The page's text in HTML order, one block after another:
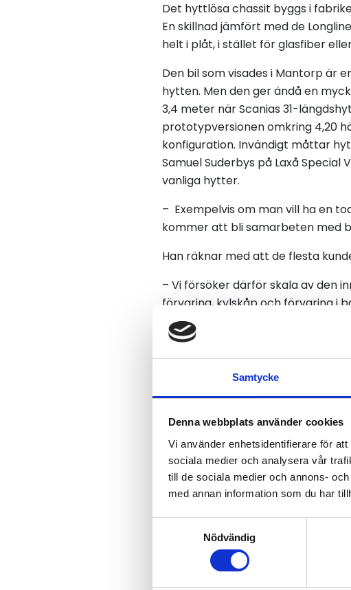
Samtycke
Denna webbplats använder cookies
Vi använder enhetsidentifierare för
sociala medier och analysera vår
till de sociala medier och annons-
med annan information som du har
Nödvändig
Det hyttlösa chassit byggs i
En skillnad jämfört med de
helt i plåt, i stället för glasfiber
Den bil som visades i Mantorp är
hytten. Men den ger ändå en
3,4 meter när Scanias 31-
prototypversionen omkring 4,20
konfiguration. Invändigt måttar
Samuel Suderbys på Laxå
vanliga hytter.
– Exempelvis om man vill ha en
kommer att bli samarbeten med
Han räknar med att de flesta
– Vi försöker därför skala av den
förvaring, kylskåp och förvaring i
bort det från början i stället för
inredningen, det kommer att
för dem att bygga vidare på.